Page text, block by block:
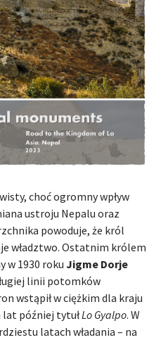
choć ogromny wpływ
ustroju Nepalu oraz
powoduje, że król
władztwo. Ostatnim królem
w 1930 roku Jigme Dorje
linii potomków
wstąpił w ciężkim dla kraju
lat później tytułLo Gyalpo. W
latach władania – na